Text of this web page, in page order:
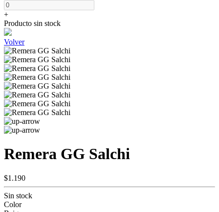
+
Producto sin stock
Volver
Remera GG Salchi
$1.190
Sin stock
Color